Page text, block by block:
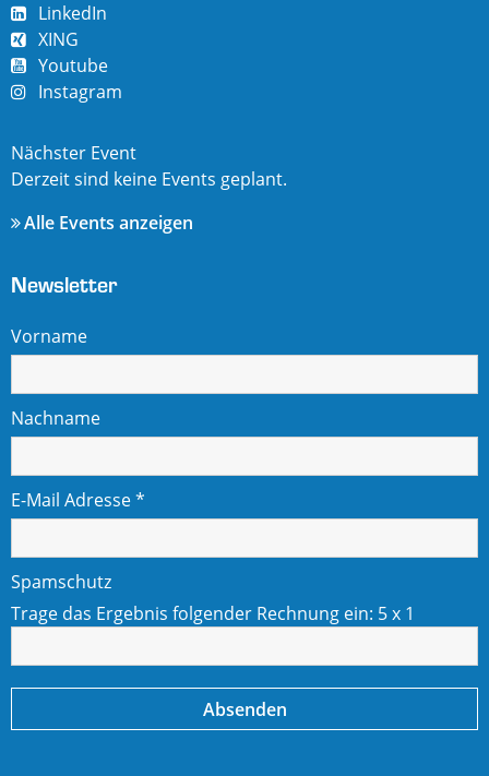
LinkedIn
XING
Youtube
Instagram
Nächster Event
Derzeit sind keine Events geplant.
Alle Events anzeigen
Newsletter
Vorname
Nachname
E-Mail Adresse*
Spamschutz
Trage das Ergebnis folgender Rechnung ein: 5 x 1